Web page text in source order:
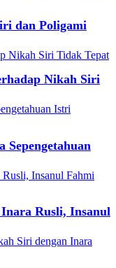
dan Poligami
Nikah Siri
Sepengetahuan
Rusli, Insanul